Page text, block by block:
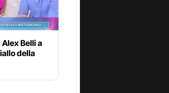
Belli a
della